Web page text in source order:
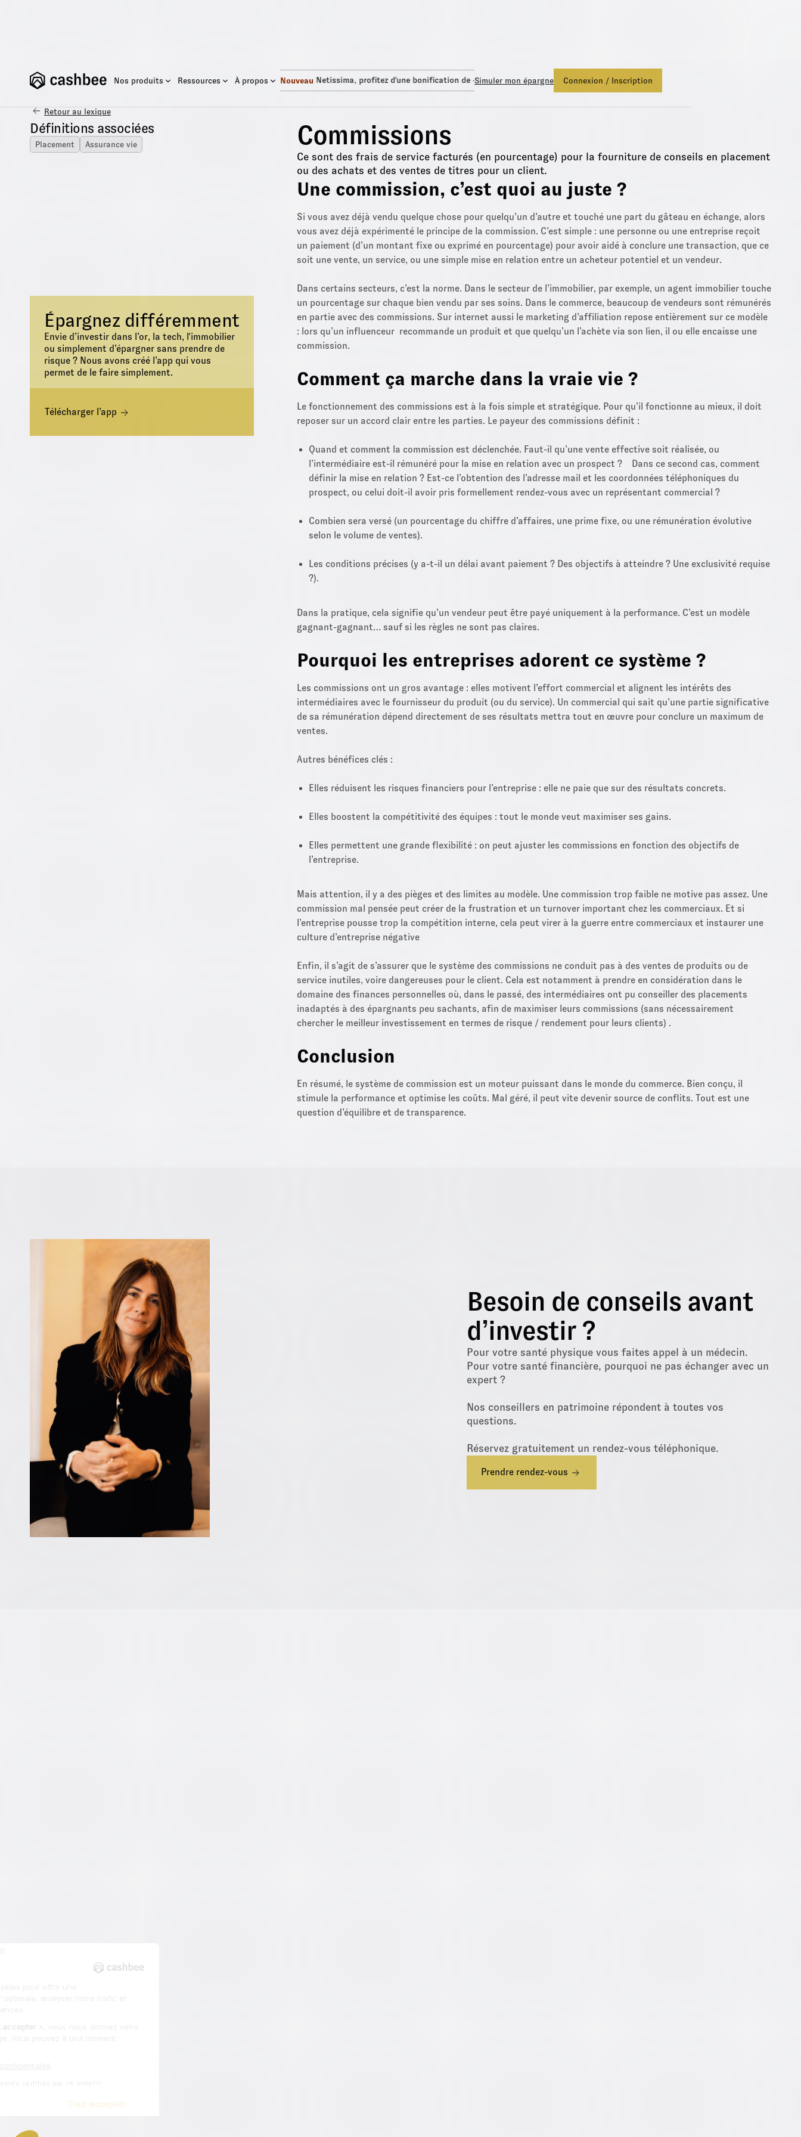
Nos produits Ressources À propos Nouveau
Fonds Euro Netissima, profitez d'une bonification de +1,50%. Fonds Euro Netissima, profitez d'une bonification de +1,50%.
Simuler mon épargne Connexion / Inscription
Retour au lexique
Définitions associées
Placement Assurance vie
Épargnez différemment
Envie d’investir dans l’or, la tech, l'immobilier
ou simplement d’épargner sans prendre de
risque ? Nous avons créé l’app qui vous
permet de le faire simplement.
Télécharger l’app
Commissions
Ce sont des frais de service facturés (en pourcentage) pour la fourniture de conseils en placement
ou des achats et des ventes de titres pour un client.
Une commission, c’est quoi au juste ?
Si vous avez déjà vendu quelque chose pour quelqu’un d’autre et touché une part du gâteau en échange, alors
vous avez déjà expérimenté le principe de la commission. C’est simple : une personne ou une entreprise reçoit
un paiement (d’un montant fixe ou exprimé en pourcentage) pour avoir aidé à conclure une transaction, que ce
soit une vente, un service, ou une simple mise en relation entre un acheteur potentiel et un vendeur.
Dans certains secteurs, c’est la norme. Dans le secteur de l’immobilier, par exemple, un agent immobilier touche
un pourcentage sur chaque bien vendu par ses soins. Dans le commerce, beaucoup de vendeurs sont rémunérés
en partie avec des commissions. Sur internet aussi le marketing d’affiliation repose entièrement sur ce modèle
: lors qu’un influenceur recommande un produit et que quelqu’un l’achète via son lien, il ou elle encaisse une
commission.
Comment ça marche dans la vraie vie ?
Le fonctionnement des commissions est à la fois simple et stratégique. Pour qu’il fonctionne au mieux, il doit
reposer sur un accord clair entre les parties. Le payeur des commissions définit :
Quand et comment la commission est déclenchée. Faut-il qu’une vente effective soit réalisée, ou
l’intermédiaire est-il rémunéré pour la mise en relation avec un prospect ? Dans ce second cas, comment
définir la mise en relation ? Est-ce l’obtention des l’adresse mail et les coordonnées téléphoniques du
prospect, ou celui doit-il avoir pris formellement rendez-vous avec un représentant commercial ?
Combien sera versé (un pourcentage du chiffre d’affaires, une prime fixe, ou une rémunération évolutive
selon le volume de ventes).
Les conditions précises (y a-t-il un délai avant paiement ? Des objectifs à atteindre ? Une exclusivité requise
?).
Dans la pratique, cela signifie qu’un vendeur peut être payé uniquement à la performance. C’est un modèle
gagnant-gagnant… sauf si les règles ne sont pas claires.
Pourquoi les entreprises adorent ce système ?
Les commissions ont un gros avantage : elles motivent l’effort commercial et alignent les intérêts des
intermédiaires avec le fournisseur du produit (ou du service). Un commercial qui sait qu’une partie significative
de sa rémunération dépend directement de ses résultats mettra tout en œuvre pour conclure un maximum de
ventes.
Autres bénéfices clés :
Elles réduisent les risques financiers pour l’entreprise : elle ne paie que sur des résultats concrets.
Elles boostent la compétitivité des équipes : tout le monde veut maximiser ses gains.
Elles permettent une grande flexibilité : on peut ajuster les commissions en fonction des objectifs de
l’entreprise.
Mais attention, il y a des pièges et des limites au modèle. Une commission trop faible ne motive pas assez. Une
commission mal pensée peut créer de la frustration et un turnover important chez les commerciaux. Et si
l’entreprise pousse trop la compétition interne, cela peut virer à la guerre entre commerciaux et instaurer une
culture d’entreprise négative
Enfin, il s’agit de s’assurer que le système des commissions ne conduit pas à des ventes de produits ou de
service inutiles, voire dangereuses pour le client. Cela est notamment à prendre en considération dans le
domaine des finances personnelles où, dans le passé, des intermédiaires ont pu conseiller des placements
inadaptés à des épargnants peu sachants, afin de maximiser leurs commissions (sans nécessairement
chercher le meilleur investissement en termes de risque / rendement pour leurs clients) .
Conclusion
En résumé, le système de commission est un moteur puissant dans le monde du commerce. Bien conçu, il
stimule la performance et optimise les coûts. Mal géré, il peut vite devenir source de conflits. Tout est une
question d’équilibre et de transparence.
Besoin de conseils avant
d’investir ?
Pour votre santé physique vous faites appel à un médecin.
Pour votre santé financière, pourquoi ne pas échanger avec un
expert ?
Nos conseillers en patrimoine répondent à toutes vos
questions.
Réservez gratuitement un rendez-vous téléphonique.
Prendre rendez-vous